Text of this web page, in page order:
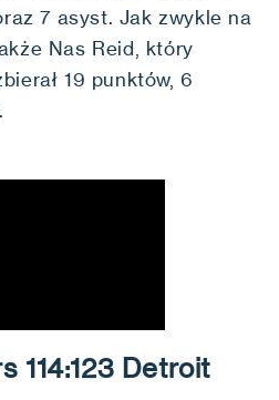
7 asyst. Jak zwykle na
Nas Reid, który
19 punktów, 6
114:123 Detroit